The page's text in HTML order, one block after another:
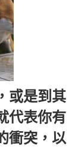
或是到其
代表你有
衝突，以